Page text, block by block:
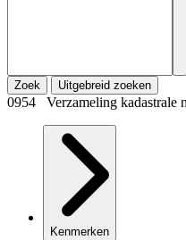
Zoek Uitgebreid zoeken
0954 Verzameling kadastrale
Kenmerken